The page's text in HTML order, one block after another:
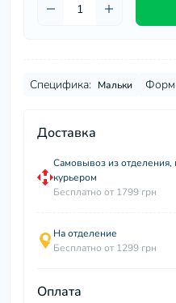
Специфика: Мальки
Доставка
Самовывоз из отделения,
курьером
Бесплатно от 1799 грн
На отделение
Бесплатно от 1299 грн
Оплата